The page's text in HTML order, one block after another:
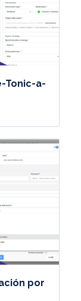
Tonic-a-
por